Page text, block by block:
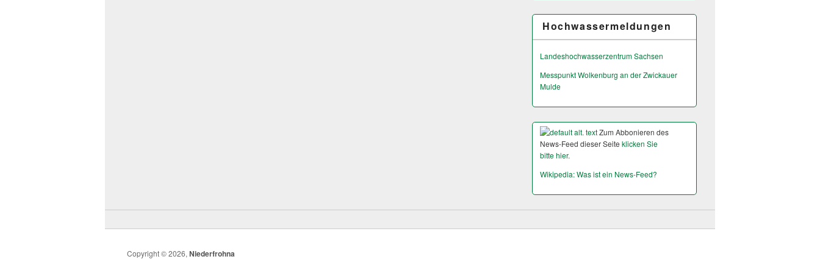
Hochwassermeldungen
Landeshochwas­serzentrum Sachsen
Messpunkt Wolkenburg an der Zwickauer
Mulde
Zum Abbonieren des
News-Feed dieser Seite klicken Sie
bitte hier.
Wikipedia: Was ist ein News-Feed?
Copyright © 2026, Niederfrohna